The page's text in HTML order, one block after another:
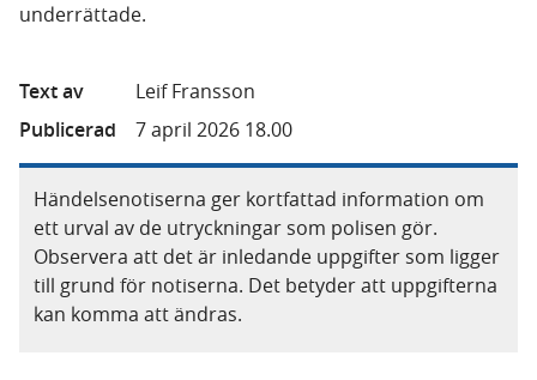
underrättade.
Text av
Leif Fransson
Publicerad
7 april 2026 18.00
Händelsenotiserna ger kortfattad information om
ett urval av de utryckningar som polisen gör.
Observera att det är inledande uppgifter som ligger
till grund för notiserna. Det betyder att uppgifterna
kan komma att ändras.